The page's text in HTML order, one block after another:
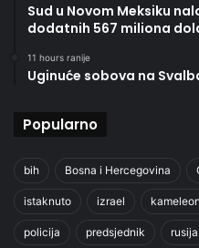
Sud u Novom Meksiku
dodatnih 567 miliona
11 hours ranije
Uginuće sobova na
Popularno
bih Bosna i Hercegovina
istaknuto izrael kameleon
policija predsjednik rusija